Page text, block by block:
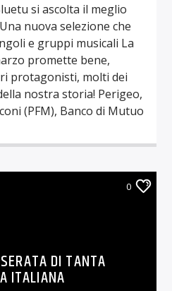
si ascolta il meglio
nuova selezione che
e gruppi musicali La
promette bene,
protagonisti, molti dei
nostra storia! Perigeo,
(PFM), Banco di Mutuo
0
DI TANTA
ITALIANA